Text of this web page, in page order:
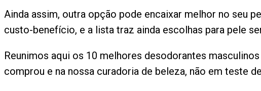
Ainda assim, outra opção pode encaixar melhor no seu
custo-benefício, e a lista traz ainda escolhas para pele
Reunimos aqui os 10 melhores desodorantes
comprou e na nossa curadoria de beleza, não em teste